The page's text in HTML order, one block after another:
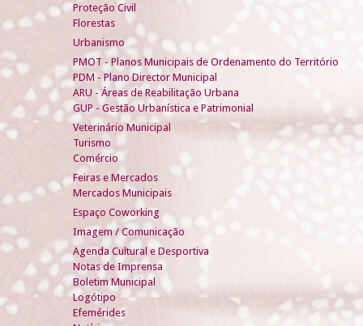
Proteção Civil
Florestas
Urbanismo
PMOT - Planos Municipais de Ordenamento do Território
PDM - Plano Director Municipal
ARU - Áreas de Reabilitação Urbana
GUP - Gestão Urbanística e Patrimonial
Veterinário Municipal
Turismo
Comércio
Feiras e Mercados
Mercados Municipais
Espaço Coworking
Imagem / Comunicação
Agenda Cultural e Desportiva
Notas de Imprensa
Boletim Municipal
Logótipo
Efemérides